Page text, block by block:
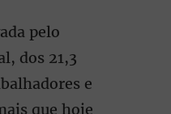
pelo
dos 21,3
e
que hoje